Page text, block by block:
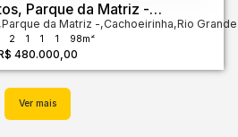
Parque da Matriz -
480.000,00
,Parque da Matriz ,Cachoeirinha,Rio
2 1 1 1 98m²